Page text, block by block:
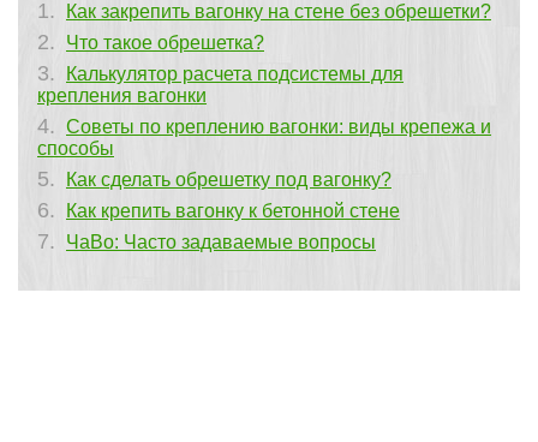
Как закрепить вагонку на стене без обрешетки?
Что такое обрешетка?
Калькулятор расчета подсистемы для
крепления вагонки
Советы по креплению вагонки: виды крепежа и
способы
Как сделать обрешетку под вагонку?
Как крепить вагонку к бетонной стене
ЧаВо: Часто задаваемые вопросы